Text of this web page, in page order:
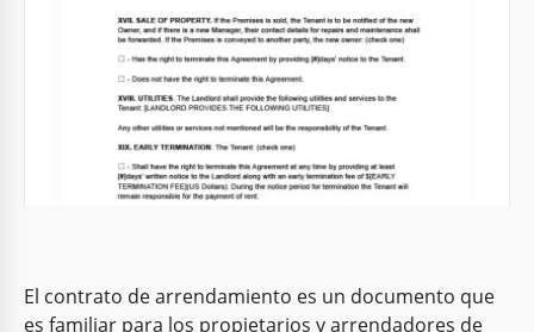
El contrato de arrendamiento es un documento que
es familiar para los propietarios y arrendadores de